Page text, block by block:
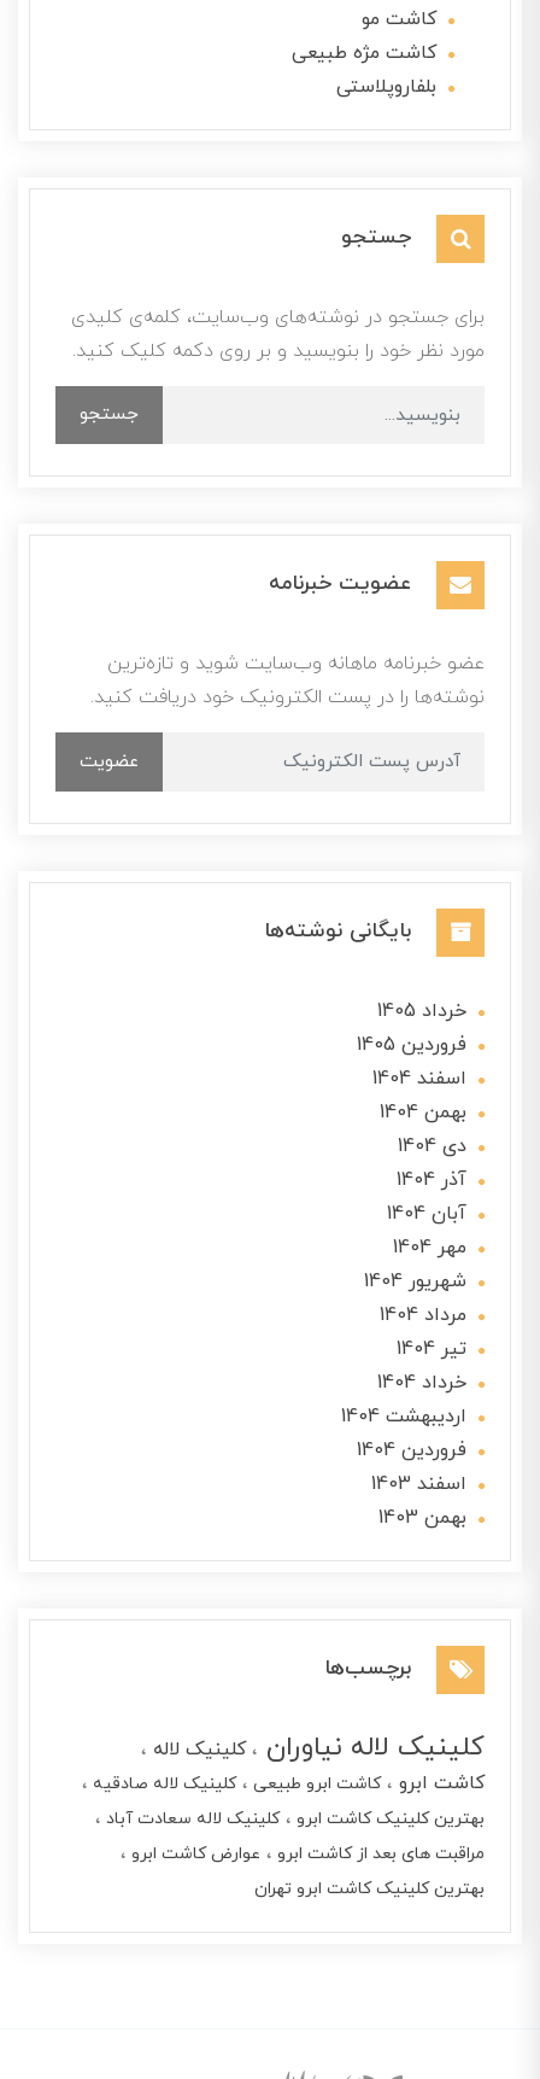
کاشت مو
کاشت مژه طبیعی
بلفاروپلاستی
جستجو
برای جستجو در نوشته‌های وب‌سایت، کلمه‌ی کلیدی
مورد نظر خود را بنویسید و بر روی دکمه کلیک کنید.
جستجو
عضویت خبرنامه
عضو خبرنامه ماهانه وب‌سایت شوید و تازه‌ترین
نوشته‌ها را در پست الکترونیک خود دریافت کنید.
عضویت
بایگانی نوشته‌ها
خرداد 1405
فروردین 1405
اسفند 1404
بهمن 1404
دی 1404
آذر 1404
آبان 1404
مهر 1404
شهریور 1404
مرداد 1404
تير 1404
خرداد 1404
ارديبهشت 1404
فروردین 1404
اسفند 1403
بهمن 1403
برچسب‌ها
کلینیک لاله نیاوران
کلینیک لاله
کاشت ابرو
کاشت ابرو طبیعی
کلینیک لاله صادقیه
بهترین کلینیک کاشت ابرو
کلینیک لاله سعادت آباد
مراقبت های بعد از کاشت ابرو
عوارض کاشت ابرو
بهترین کلینیک کاشت ابرو تهران